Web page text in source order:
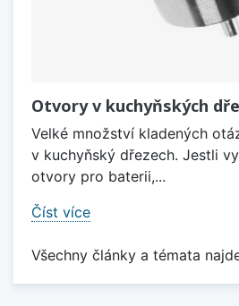
Otvory v kuchyňských
Velké množství kladených
v kuchyňský dřezech. Jestli
otvory pro baterii,...
Číst více
Všechny články a témata